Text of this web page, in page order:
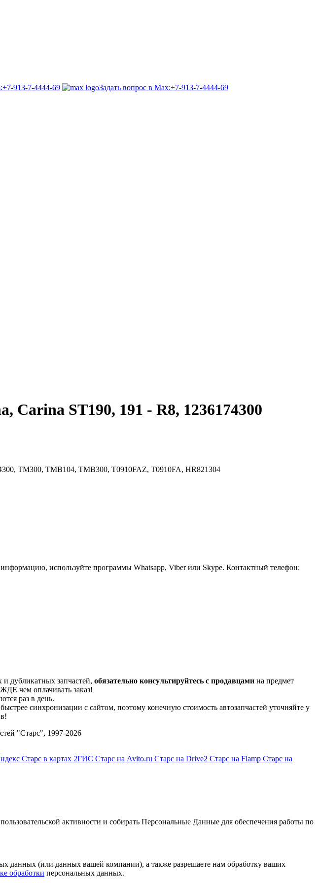
+7-913-7-4444-69 Задать вопрос в Max:+7-913-7-4444-69
Carina ST190, 191 - R8, 1236174300
TM300, TMB104, TMB300, T0910FAZ, T0910FA, HR821304
используйте программы Whatsapp, Viber или Skype. Контактный телефон:
дубликатных запчастей, обязательно консультируйтесь с продавцамина предмет
чем оплачивать заказ!
раз в день.
синхронизации с сайтом, поэтому конечную стоимость автозапчастей уточняйте у
"Старс", 1997-2026
Старс в картах 2ГИС Старс на Avito.ru Старс на Drive2 Старс на Flamp Старс на
активности и собирать Персональные Данные для обеспечения работы по
данных (или данных вашей компании), а также разрешаете нам обработку ваших
обработки персональных данных.